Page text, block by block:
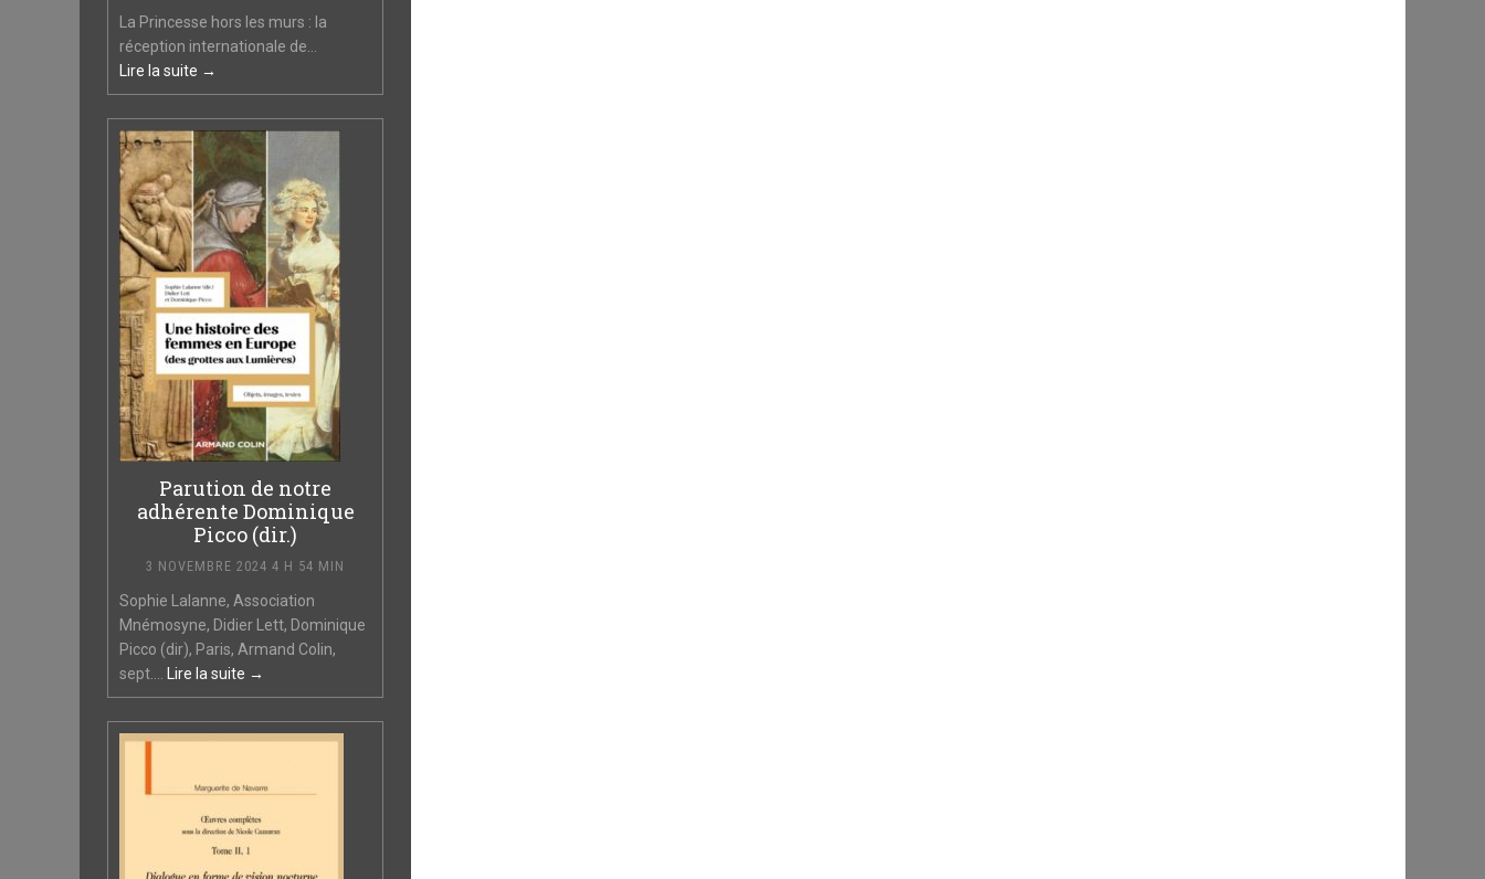
La Princesse hors les murs : la
réception internationale de...
Lire la suite →
Parution de notre
adhérente Dominique
Picco (dir.)
3 NOVEMBRE 2024 4 H 54 MIN
Sophie Lalanne, Association
Mnémosyne, Didier Lett, Dominique
Picco (dir), Paris, Armand Colin,
sept.... Lire la suite →